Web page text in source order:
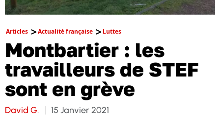
Articles Actualité française Luttes
Montbartier : les
travailleurs de STEF
sont en grève
David G. 15 Janvier 2021